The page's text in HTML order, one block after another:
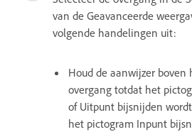
van de Geavanceerde
volgende handelingen uit:
Houd de aanwijzer boven
overgang totdat het
of Uitpunt bijsnijden
het pictogram Inpunt